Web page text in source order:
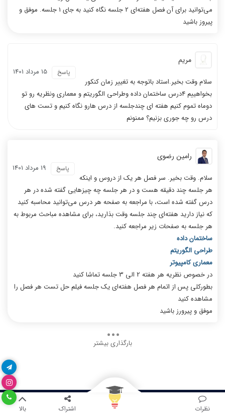
نظرات اشتراک بالا
می‌توانید برای آن فصل هفته‌ای 2 جلسه نگاه کنید به جای 1 جلسه. موفق و
پیروز باشید
مریم
15 مرداد 1401 پاسخ
سلام وقت بخیر.استاد باتوجه به تغییر زمان کنکور
بخواهییم 4درس ساختمان داده وطراحی الگوریتم و معماری ونظریه رو تو
دوماه تموم کنیم هفته ای چندجلسه از درس هارو نگاه کنیم و تست های
درس رو چه جوری بزنیم؟ ممنونم
رامین رضوی
19 مرداد 1401 پاسخ
سلام. وقت بخیر. سر فصل هر یک از دروس و اینکه
هر جلسه چند دقیقه هست و در هر جلسه چه چیزهایی گفته شده در هر
درس گفته شده است، با مراجعه به صفحه هر درس می‌توانید محاسبه کنید
که نیاز دارید هفته‌ای چند جلسه وقت بذارید، برای مشاهده مباحث مربوط به
هر جلسه به صفحات زیر مراجعه کنید.
ساختمان داده
طراحی الگوریتم
معماری کامپیوتر
در خصوص نظریه هر هفته 2 الی 3 جلسه تماشا کنید
بطورکلی پس از اتمام هر فصل هفته‌ای یک جلسه فیلم حل تست هر فصل را
مشاهده کنید
موفق و پیرورز باشید
بارگذاری بیشتر